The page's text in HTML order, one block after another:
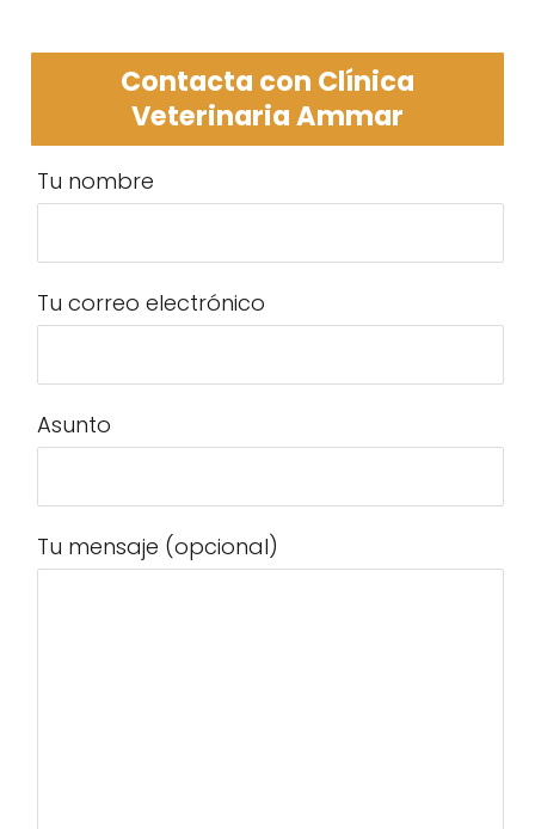
Contacta con Clínica
Veterinaria Ammar
Tu nombre
Tu correo electrónico
Asunto
Tu mensaje (opcional)